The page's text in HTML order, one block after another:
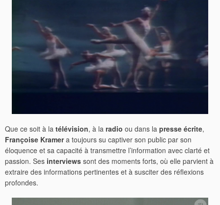
Que ce soit à la télévision, à la radio ou dans la presse écrite,
Françoise Kramera toujours su captiver son public par son
éloquence et sa capacité à transmettre l’information avec clarté et
passion. Ses interviews sont des moments forts, où elle parvient à
extraire des informations pertinentes et à susciter des réflexions
profondes.